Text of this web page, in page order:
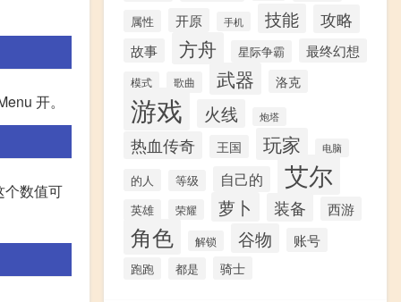
开。
个数值可
属性
开原 手机 技能 攻略
故事 方舟 星际争霸 最终幻想
模式 歌曲 武器 洛克
游戏 火线 炮塔
热血传奇 王国 玩家 电脑
的人 等级 自己的 艾尔
英雄 荣耀 萝卜 装备 西游
角色 解锁 谷物 账号
跑跑 都是 骑士